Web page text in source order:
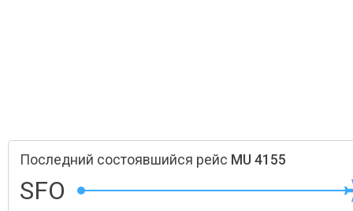
Последний состоявшийся рейс MU 4155
SFO